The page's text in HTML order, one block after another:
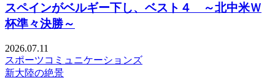
スペインがベルギー下し、ベスト４ ～北中米Ｗ
杯準々決勝～
2026.07.11
スポーツコミュニケーションズ
新大陸の絶景